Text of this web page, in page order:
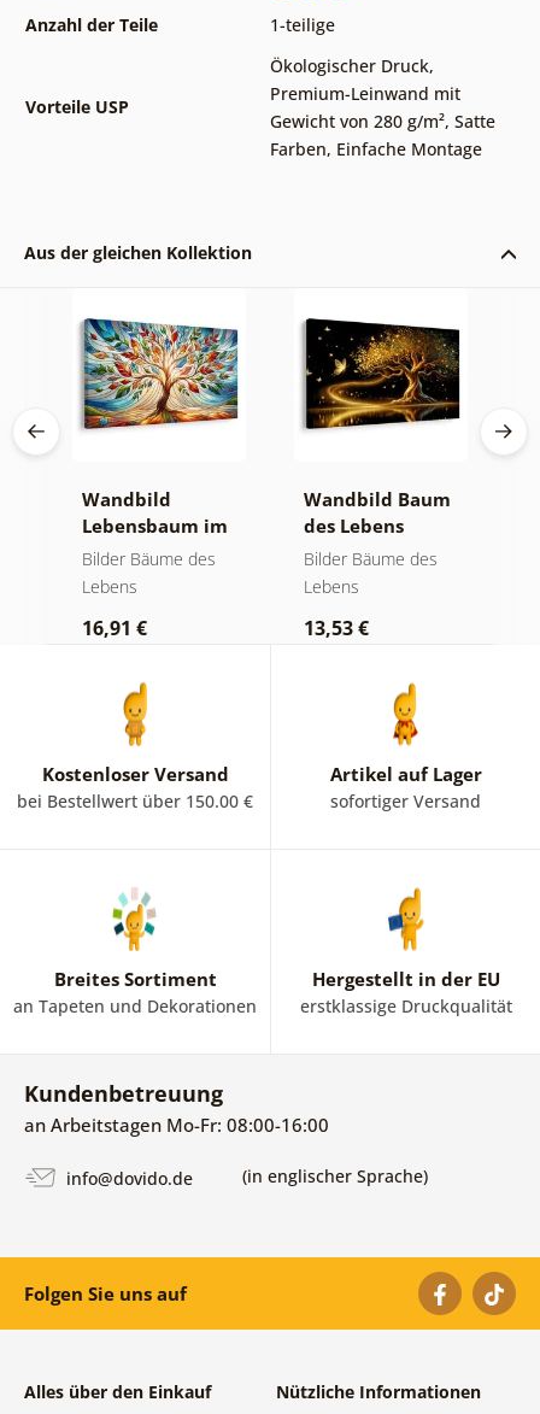
Anzahl der Teile
1-teilige
Vorteile USP
Ökologischer Druck,
Premium-Leinwand mit
Gewicht von 280 g/m², Satte
Farben, Einfache Montage
Aus der gleichen Kollektion
Wandbild
Lebensbaum im
bunten
Glasfenster
Bilder Bäume des
Lebens
16,91 €
Wandbild Baum
des Lebens
goldene Magie
Bilder Bäume des
Lebens
13,53 €
Kostenloser Versand
bei Bestellwert über 150.00 €
Artikel auf Lager
sofortiger Versand
Breites Sortiment
an Tapeten und Dekorationen
Hergestellt in der EU
erstklassige Druckqualität
Kundenbetreuung
an Arbeitstagen Mo-Fr: 08:00-16:00
info@dovido.de (in englischer Sprache)
Folgen Sie uns auf
Alles über den Einkauf Nützliche Informationen